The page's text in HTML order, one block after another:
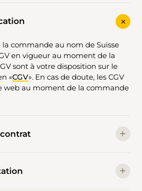
la commande au nom de Suisse
en vigueur au moment de la
sont à votre disposition sur le
«CGV». En cas de doute, les CGV
web au moment de la commande